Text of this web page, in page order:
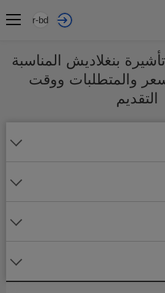
ar-bd
بنغلاديش المناسبة
والمتطلبات ووقت
التقديم